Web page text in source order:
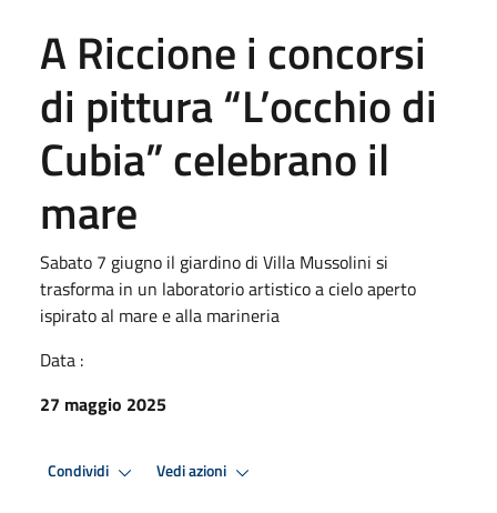
A Riccione i concorsi
di pittura “L’occhio di
Cubia” celebrano il
mare
Sabato 7 giugno il giardino di Villa Mussolini si
trasforma in un laboratorio artistico a cielo aperto
ispirato al mare e alla marineria
Data :
27 maggio 2025
Condividi Vedi azioni